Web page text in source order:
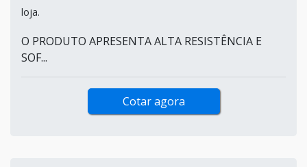
loja.
O PRODUTO APRESENTA ALTA RESISTÊNCIA E
SOF...
Cotar agora